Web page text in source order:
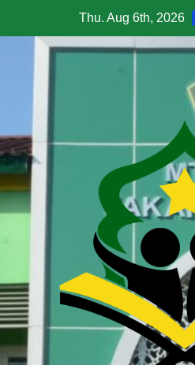
Thu. Aug 6th, 2026